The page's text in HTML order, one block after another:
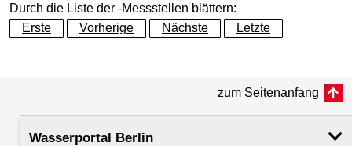
Durch die Liste der -Messstellen blättern:
Erste
Vorherige Nächste Letzte
zum Seitenanfang
Wasserportal Berlin